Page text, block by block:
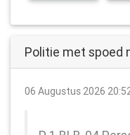
Politie met spoed
06 Augustus 2026